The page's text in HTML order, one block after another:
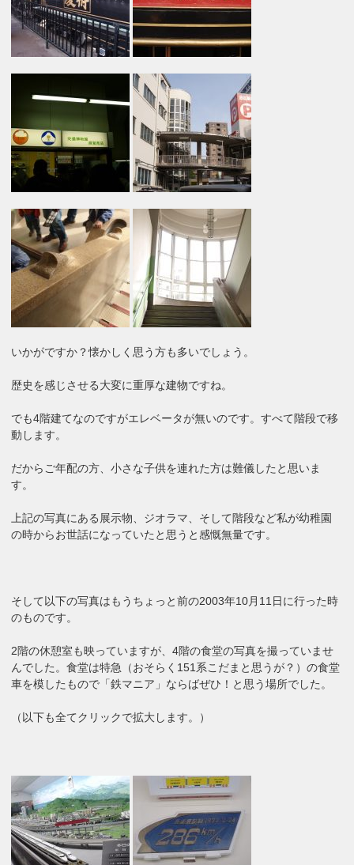
いかがですか？懐かしく思う方も多いでしょう。
歴史を感じさせる大変に重厚な建物ですね。
でも4階建てなのですがエレベータが無いのです。すべて階段で移
動します。
だからご年配の方、小さな子供を連れた方は難儀したと思いま
す。
上記の写真にある展示物、ジオラマ、そして階段など私が幼稚園
の時からお世話になっていたと思うと感慨無量です。
そして以下の写真はもうちょっと前の2003年10月11日に行った時
のものです。
2階の休憩室も映っていますが、4階の食堂の写真を撮っていませ
んでした。食堂は特急（おそらく151系こだまと思うが？）の食堂
車を模したもので「鉄マニア」ならばぜひ！と思う場所でした。
（以下も全てクリックで拡大します。）